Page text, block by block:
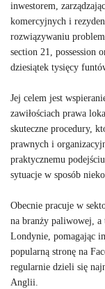
inwestorem,
komercyjnych i
rozwiązywaniu
section 21, possession
dziesiątek tysięcy
Jej celem jest
zawiłościach prawa
skuteczne procedury,
prawnych i
praktycznemu
sytuacje w sposób
Obecnie pracuje w
na branży paliwowej, a
Londynie, pomagając
popularną stronę na
regularnie dzieli się
Anglii.